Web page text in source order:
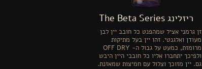
ריזלינג The Beta Series
זן גרמני אציל שמהפנט כל חובב יין לבן
מעודן ואלגנטי. זהו יין בעל מתיקות
מרומזת, כמעט על גבול ה- OFF DRY
ולפיכך יתחברו אליו כל חובבי היין היבש
גם. יין מזוכך וצלול עם חמיצות שמאזנת.